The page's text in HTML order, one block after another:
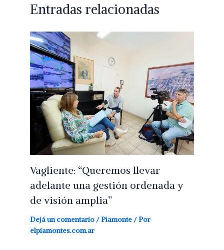
Entradas relacionadas
Vagliente: “Queremos llevar
adelante una gestión ordenada y
de visión amplia”
Dejá un comentario /Piamonte / Por
elpiamontes.com.ar